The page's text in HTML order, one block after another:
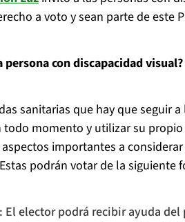
a voto y sean parte de este
persona con discapacidad visual?
sanitarias que hay que seguir
todo momento y utilizar su
importantes a
podrán votar de la siguiente
: El elector podrá recibir ayuda